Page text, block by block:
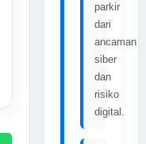
parkir
dari
ancaman
siber
dan
risiko
digital.